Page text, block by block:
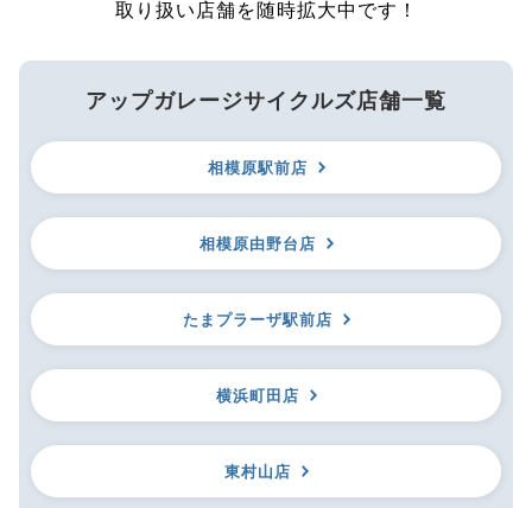
取り扱い店舗を随時拡大中です！
アップガレージサイクルズ店舗一覧
相模原駅前店
相模原由野台店
たまプラーザ駅前店
横浜町田店
東村山店